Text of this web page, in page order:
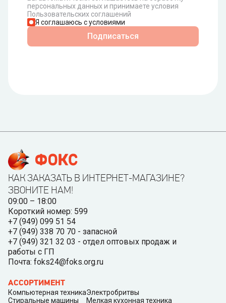
персональных данных и принимаете условия
Пользовательских соглашений
Я соглашаюсь с условиями
Подписаться
КАК ЗАКАЗАТЬ В ИНТЕРНЕТ-МАГАЗИНЕ?
ЗВОНИТЕ НАМ!
09:00 – 18:00
Короткий номер: 599
+7 (949) 099 51 54
+7 (949) 338 70 70 - запасной
+7 (949) 321 32 03 - отдел оптовых продаж и
работы с ГП
Почта: foks24@foks.org.ru
АССОРТИМЕНТ
Компьютерная техника
Стиральные машины
Электробритвы
Мелкая кухонная техника